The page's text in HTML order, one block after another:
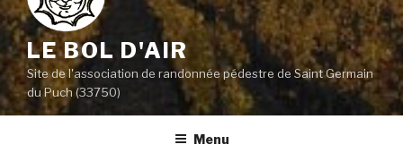
LE BOL D'AIR
Site de l'association de randonnée pédestre de Saint Germain
du Puch (33750)
Menu